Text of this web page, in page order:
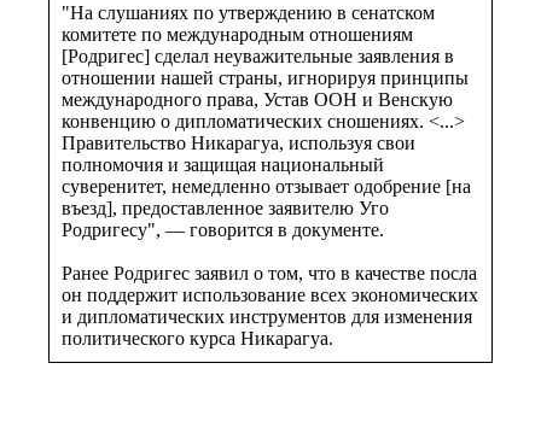
"На слушаниях по утверждению в сенатском
комитете по международным отношениям
[Родригес] сделал неуважительные заявления в
отношении нашей страны, игнорируя принципы
международного права, Устав ООН и Венскую
конвенцию о дипломатических сношениях. <...>
Правительство Никарагуа, используя свои
полномочия и защищая национальный
суверенитет, немедленно отзывает одобрение [на
въезд], предоставленное заявителю Уго
Родригесу", — говорится в документе.
Ранее Родригес заявил о том, что в качестве посла
он поддержит использование всех экономических
и дипломатических инструментов для изменения
политического курса Никарагуа.